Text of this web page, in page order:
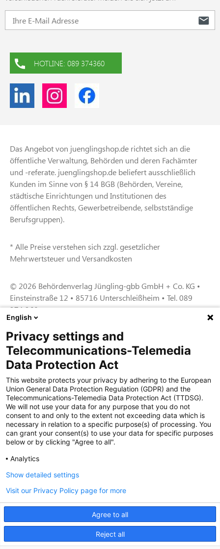
HOTLINE: 089 374360
Das Angebot von juenglingshop.de richtet sich an die
öffentliche Verwaltung, Behörden und deren Fachämter
und -referate. juenglingshop.de beliefert ausschließlich
Kunden im Sinne von § 14 BGB (Behörden, Vereine,
städtische Einrichtungen und Institutionen des
öffentlichen Rechts, Gewerbetreibende, selbstständige
Berufsgruppen).
* Alle Preise verstehen sich zzgl. gesetzlicher
Mehrwertsteuer und Versandkosten
© 2026 Behördenverlag Jüngling-gbb GmbH + Co. KG •
Einsteinstraße 12 • 85716 Unterschleißheim • Tel. 089
374 360
Zertifiziert für das Sicherheitsmanagem
entsystem unter TU4® durch TÜViT Essen
Zertifiziert für das QM-System nach DIN EN
ISO 9001: 2015, Reg.-Nr. 44 100 091350
durch TÜV NORD CERT
Zertifiziert für Sicherheits- und
Zertifiziert als qualifiziertes Unternehmen für
öffentliche Aufträge durch das ABZ Bayern
im Auftrag der IHK und Handwerks-
kammern in Bayern
English
Privacy settings and
Telecommunications-Telemedia
Data Protection Act
This website protects your privacy by adhering to the European
Union General Data Protection Regulation (GDPR) and the
Telecommunications-Telemedia Data Protection Act (TTDSG).
We will not use your data for any purpose that you do not
consent to and only to the extent not exceeding data which is
necessary in relation to a specific purpose(s) of processing. You
can grant your consent(s) to use your data for specific purposes
below or by clicking "Agree to all".
Analytics
Agree to all
Reject all
Show detailed settings
Visit our Privacy Policy page for more